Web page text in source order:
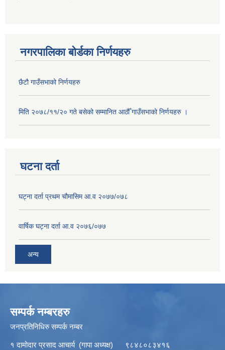
नगरपालिका बोर्डका निर्णयहरु
छैटौ गाउँसभाको निर्णयहरु
मिति २०७८/११/२० गते बसेको सम्मानित आठौँ गाउँसभाको निर्णयहरु ।
घटना दर्ता
घट्ना दर्ता प्रथम चौमासिम आ.व २०७७/०७८
वार्षिक घट्ना दर्ता आ.व २०७६/०७७
अन्य
सम्पर्क नम्बरहरु
जनप्रतिनिधिरु सम्पर्क नम्बर
१ दामोदार प्रसाद आचार्य (गापा अध्यक्ष) ९८४८०८३४१६